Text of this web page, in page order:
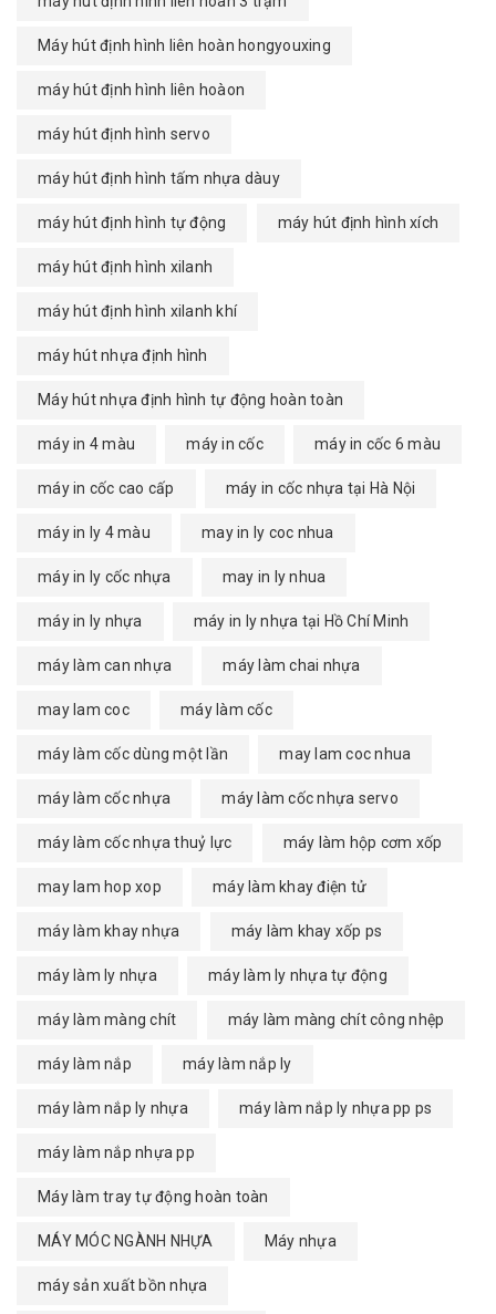
Máy hút định hình liên hoàn hongyouxing
máy hút định hình liên hoàon
máy hút định hình servo
máy hút định hình tấm nhựa dàuy
máy hút định hình tự động máy hút định hình xích
máy hút định hình xilanh
máy hút định hình xilanh khí
máy hút nhựa định hình
Máy hút nhựa định hình tự động hoàn toàn
máy in 4 màu máy in cốc máy in cốc 6 màu
máy in cốc cao cấp máy in cốc nhựa tại Hà Nội
máy in ly 4 màu may in ly coc nhua
máy in ly cốc nhựa may in ly nhua
máy in ly nhựa máy in ly nhựa tại Hồ Chí Minh
máy làm can nhựa máy làm chai nhựa
may lam coc máy làm cốc
máy làm cốc dùng một lần may lam coc nhua
máy làm cốc nhựa máy làm cốc nhựa servo
máy làm cốc nhựa thuỷ lực máy làm hộp cơm xốp
may lam hop xop máy làm khay điện tử
máy làm khay nhựa máy làm khay xốp ps
máy làm ly nhựa máy làm ly nhựa tự động
máy làm màng chít máy làm màng chít công nhệp
máy làm nắp máy làm nắp ly
máy làm nắp ly nhựa máy làm nắp ly nhựa pp ps
máy làm nắp nhựa pp
Máy làm tray tự động hoàn toàn
MÁY MÓC NGÀNH NHỰA Máy nhựa
máy sản xuất bồn nhựa